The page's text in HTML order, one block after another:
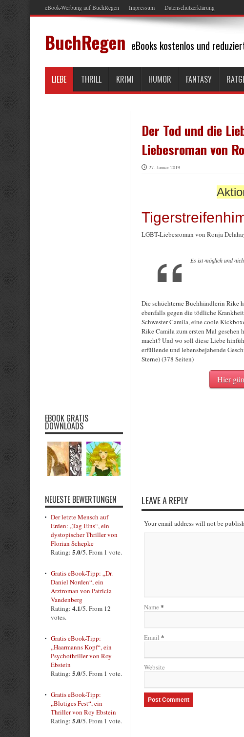
eBook-Werbung auf BuchRegen Impressum Datenschutzerklärung
BuchRegen eBooks kostenlos und
LIEBE THRILL KRIMI HUMOR FANTASY
Der Tod und die
Liebesroman von
27. Januar 2019
LGBT-Liebesroman von Ronja
Es ist möglich und
Die schüchterne Buchhändlerin Rike
ebenfalls gegen die tödliche
Schwester Camila, eine coole
Rike Camila zum ersten Mal
macht? Und wo soll diese Liebe
erfüllende und lebensbejahende
Sterne) (378 Seiten)
Hier
LEAVE A REPLY
Your email address will not be
Name *
Email *
Website
EBOOK GRATIS
DOWNLOADS
NEUESTE BEWERTUNGEN
Der letzte Mensch auf
Erden: „Tag Eins“, ein
dystopischer Thriller von
Florian Schepke
Rating: 5.0/5. From 1 vote.
Gratis eBook-Tipp: „Dr.
Daniel Norden“, ein
Arztroman von Patricia
Vandenberg
Rating: 4.1/5. From 12
votes.
Gratis eBook-Tipp:
„Haarmanns Kopf“, ein
Psychothriller von Roy
Ebstein
Rating: 5.0/5. From 1 vote.
Gratis eBook-Tipp:
„Blutiges Fest“, ein
Thriller von Roy Ebstein
Rating: 5.0/5. From 1 vote.